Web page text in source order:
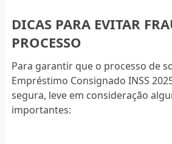
DICAS PARA EVITAR
PROCESSO
Para garantir que o processo de
Empréstimo Consignado INSS
segura, leve em consideração
importantes: